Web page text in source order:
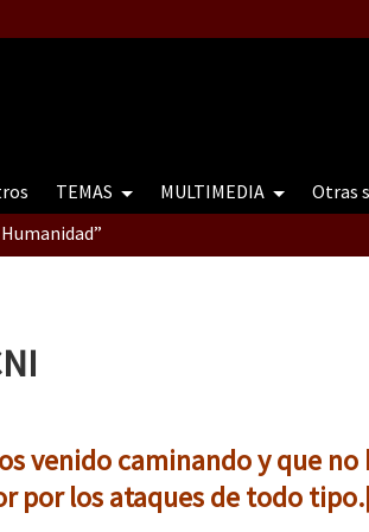
TEMAS MULTIMEDIA
Otras
venido caminando y que no
por los ataques de todo